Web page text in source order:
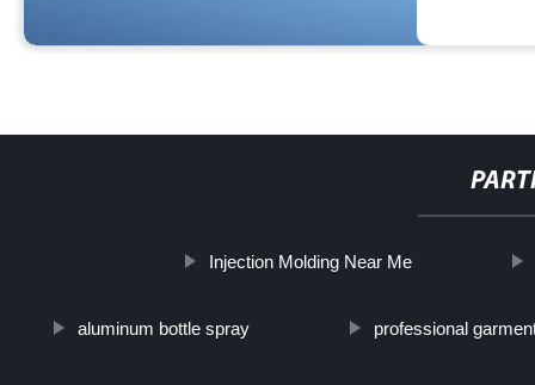
Injection Molding Near Me
aluminum bottle spray professional